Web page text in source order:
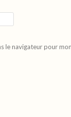
le navigateur pour